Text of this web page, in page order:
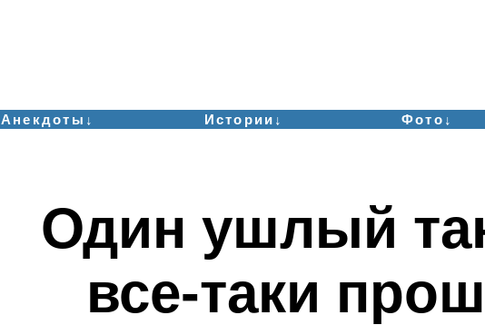
Анекдоты↓ Истории↓ Фото↓
Один ушлый
все-таки